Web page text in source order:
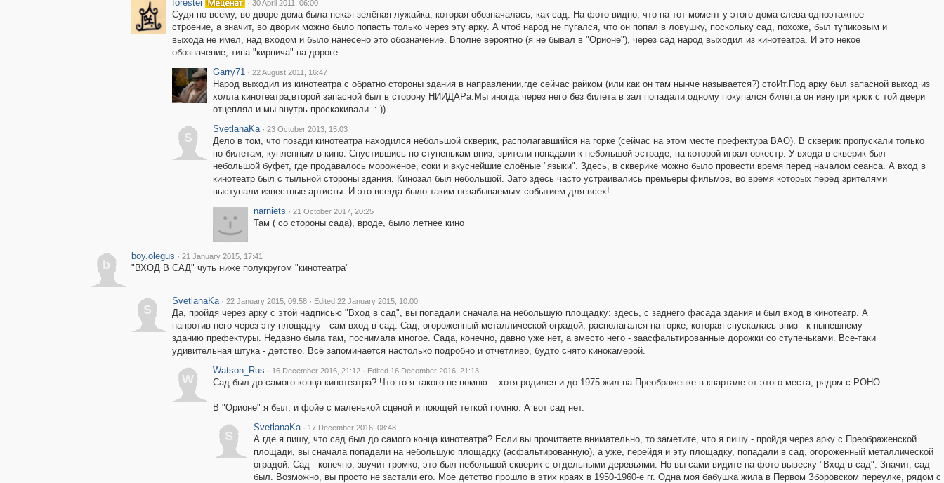
forester · 30 April 2011, 06:00
Судя по всему, во дворе дома была некая зелёная лужайка, которая обозначалась, как сад. На фото видно, что на тот момент у этого дома слева одноэтажное
строение, а значит, во дворик можно было попасть только через эту арку. А чтоб народ не пугался, что он попал в ловушку, поскольку сад, похоже, был тупиковым и
выхода не имел, над входом и было нанесено это обозначение. Вполне вероятно (я не бывал в "Орионе"), через сад народ выходил из кинотеатра. И это некое
обозначение, типа "кирпича" на дороге.
Garry71 · 22 August 2011, 16:47
Народ выходил из кинотеатра с обратно стороны здания в направлении,где сейчас райком (или как он там нынче называется?) стоИт.Под арку был запасной выход из
холла кинотеатра,второй запасной был в сторону НИИДАРа.Мы иногда через него без билета в зал попадали:одному покупался билет,а он изнутри крюк с той двери
отцеплял и мы внутрь проскакивали. :-))
S
SvetlanaKa · 23 October 2013, 15:03
Дело в том, что позади кинотеатра находился небольшой скверик, располагавшийся на горке (сейчас на этом месте префектура ВАО). В скверик пропускали только
по билетам, купленным в кино. Спустившись по ступенькам вниз, зрители попадали к небольшой эстраде, на которой играл оркестр. У входа в скверик был
небольшой буфет, где продавалось мороженое, соки и вкуснейшие слоёные "языки". Здесь, в скверике можно было провести время перед началом сеанса. А вход в
кинотеатр был с тыльной стороны здания. Кинозал был небольшой. Зато здесь часто устраивались премьеры фильмов, во время которых перед зрителями
выступали известные артисты. И это всегда было таким незабываемым событием для всех!
narniets · 21 October 2017, 20:25
Там ( со стороны сада), вроде, было летнее кино
b
boy.olegus · 21 January 2015, 17:41
"ВХОД В САД" чуть ниже полукругом "кинотеатра"
S
SvetlanaKa · 22 January 2015, 09:58 · Edited 22 January 2015, 10:00
Да, пройдя через арку с этой надписью "Вход в сад", вы попадали сначала на небольшую площадку: здесь, с заднего фасада здания и был вход в кинотеатр. А
напротив него через эту площадку - сам вход в сад. Сад, огороженный металлической оградой, располагался на горке, которая спускалась вниз - к нынешнему
зданию префектуры. Недавно была там, поснимала многое. Сада, конечно, давно уже нет, а вместо него - заасфальтированные дорожки со ступеньками. Все-таки
удивительная штука - детство. Всё запоминается настолько подробно и отчетливо, будто снято кинокамерой.
W
Watson_Rus · 16 December 2016, 21:12 · Edited 16 December 2016, 21:13
Сад был до самого конца кинотеатра? Что-то я такого не помню... хотя родился и до 1975 жил на Преображенке в квартале от этого места, рядом с РОНО.
В "Орионе" я был, и фойе с маленькой сценой и поющей теткой помню. А вот сад нет.
S
SvetlanaKa · 17 December 2016, 08:48
А где я пишу, что сад был до самого конца кинотеатра? Если вы прочитаете внимательно, то заметите, что я пишу - пройдя через арку с Преображенской
площади, вы сначала попадали на небольшую площадку (асфальтированную), а уже, перейдя и эту площадку, попадали в сад, огороженный металлической
оградой. Сад - конечно, звучит громко, это был небольшой скверик с отдельными деревьями. Но вы сами видите на фото вывеску "Вход в сад". Значит, сад
был. Возможно, вы просто не застали его. Мое детство прошло в этих краях в 1950-1960-е гг. Одна моя бабушка жила в Первом Зборовском переулке, рядом с